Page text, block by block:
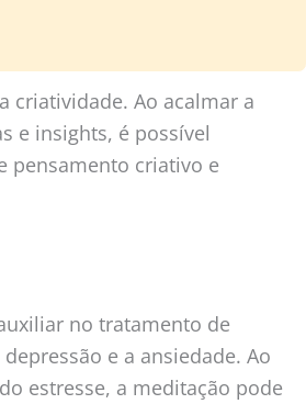
criatividade. Ao acalmar a
e insights, é possível
pensamento criativo e
no tratamento de
e a ansiedade. Ao
estresse, a meditação pode